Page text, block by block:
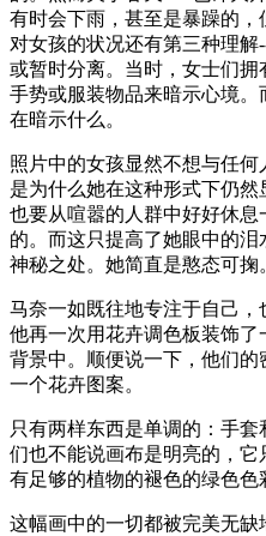
有时会下雨，甚至是暴躁的
对女孩的状况还有第三种理解
或暂时分离。当时，女士们
手势或服装物品来暗示心境
在暗示什么。
照片中的女孩显然不想与任
是为什么她在这种形式下仍
也要从喧嚣的人群中好好休
的。而这只提高了她眼中的
神秘之处。她简直是憨态可掬
马奈一如既往地专注于自己，
他再一次用花卉调色板装饰
背景中。顺便说一下，他们
一个花卉图案。
只有两样东西是单调的：手
们也不能说画布是明亮的，
有足够的植物的褪色的绿色色
这幅画中的一切都被完美无缺